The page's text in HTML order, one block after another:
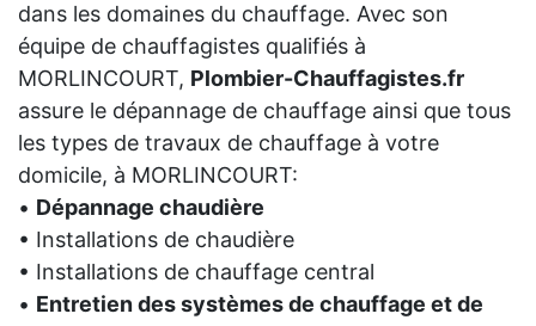
dans les domaines du chauffage. Avec son
équipe de chauffagistes qualifiés à
MORLINCOURT, Plombier-Chauffagistes.fr
assure le dépannage de chauffage ainsi que tous
les types de travaux de chauffage à votre
domicile, à MORLINCOURT:
• Dépannage chaudière
• Installations de chaudière
• Installations de chauffage central
• Entretien des systèmes de chauffage et de